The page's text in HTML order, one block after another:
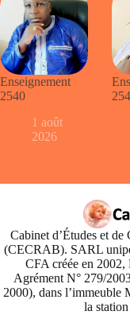
Enseignement
2540
1 août
2026
Cabinet d’Études et
(CECRAB). SARL
CFA créée en
Agrément N° 279/
2000), dans
la